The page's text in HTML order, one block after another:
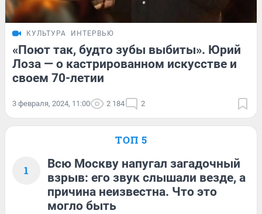
КУЛЬТУРА ИНТЕРВЬЮ
«Поют так, будто зубы выбиты». Юрий
Лоза — о кастрированном искусстве и
своем 70-летии
3 февраля, 2024, 11:00 2 184 2
ТОП 5
1
Всю Москву напугал загадочный
взрыв: его звук слышали везде, а
причина неизвестна. Что это
могло быть